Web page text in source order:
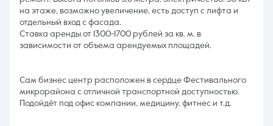
на этаже, возможно увеличение, есть доступ с лифта и
отдельный вход с фасада.
Ставка аренды от 1300-1700 рублей за кв. м. в
зависимости от объема арендуемых площадей.
Сам бизнес центр расположен в сердце Фестивального
микрорайона с отличной транспортной доступностью.
Подойдёт под офис компании, медицину, фитнес и т.д.